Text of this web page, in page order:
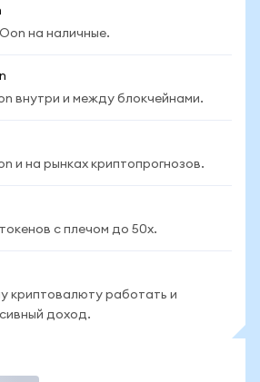
на наличные.
внутри и между блокчейнами.
и на рынках криптопрогнозов.
с плечом до 50x.
криптовалюту работать и
доход.